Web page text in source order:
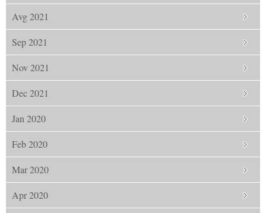
Avg 2021
Sep 2021
Nov 2021
Dec 2021
Jan 2020
Feb 2020
Mar 2020
Apr 2020